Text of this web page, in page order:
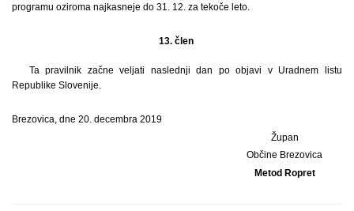
programu oziroma najkasneje do 31. 12. za tekoče leto.
13. člen
Ta pravilnik začne veljati naslednji dan po objavi v Uradnem listu
Republike Slovenije.
Brezovica, dne 20. decembra 2019
Župan
Občine Brezovica
Metod Ropret